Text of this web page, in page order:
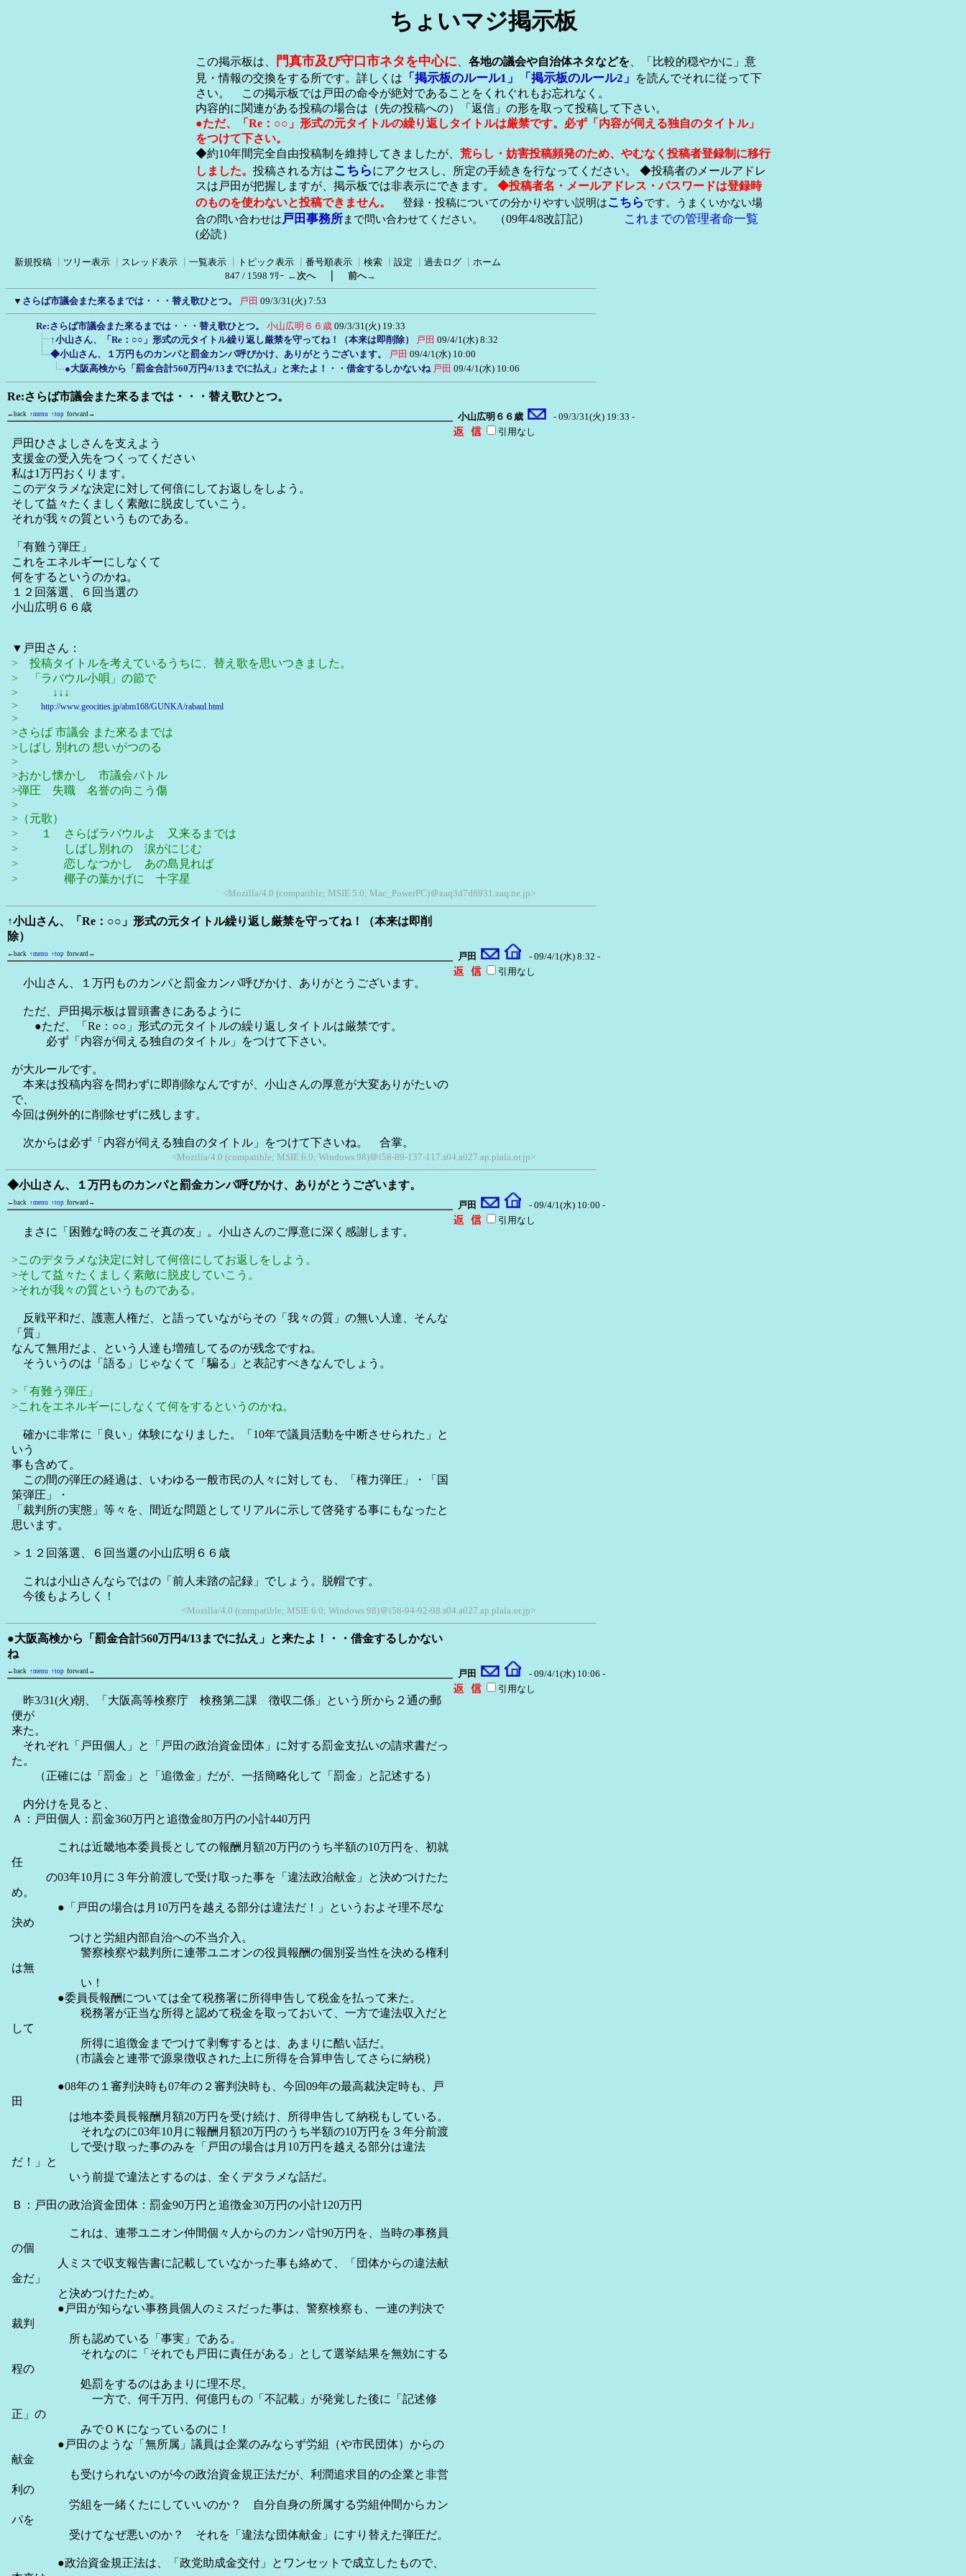
ちょいマジ掲示板
この掲示板は、 門真市及び守口市ネタを中心に、 各地の議会や自治体ネタなどを、「比較的穏やかに」意
見・情報の交換をする所です。詳しくは
「掲示板のルール1」 「掲示板のルール2」
を読んでそれに従って下
さい。 この掲示板では戸田の命令が絶対であることをくれぐれもお忘れなく。
内容的に関連がある投稿の場合は（先の投稿への）「返信」の形を取って投稿して下さい。
●ただ、「Re：○○」形式の元タイトルの繰り返しタイトルは厳禁です。必ず「内容が伺える独自のタイトル」
をつけて下さい。
◆約10年間完全自由投稿制を維持してきましたが、 荒らし・妨害投稿頻発のため、やむなく投稿者登録制に移行
しました。 投稿される方はこちらにアクセスし、所定の手続きを行なってください。 ◆投稿者のメールアドレ
スは戸田が把握しますが、掲示板では非表示にできます。 ◆投稿者名・メールアドレス・パスワードは登録時
のものを使わないと投稿できません。
登録・投稿についての分かりやすい説明はこちらです。うまくいかない場
合の問い合わせは戸田事務所まで問い合わせてください。 （09年4/8改訂記） これまでの管理者命一覧
(必読）
新規投稿 ツリー表示 スレッド表示 一覧表示 トピック表示 番号順表示 検索 設定 過去ログ
ホーム
847 / 1598 ﾂﾘｰ ←次へ｜ 前へ→
▼ さらば市議会また來るまでは・・・替え歌ひとつ。 戸田 09/3/31(火) 7:53
Re:さらば市議会また來るまでは・・・替え歌ひとつ。 小山広明６６歳 09/3/31(火) 19:33
↑小山さん、「Re：○○」形式の元タイトル繰り返し厳禁を守ってね！（本来は即削除）
戸田 09/4/1(水) 8:32
◆小山さん、１万円ものカンパと罰金カンパ呼びかけ、ありがとうございます。
戸田 09/4/1(水) 10:00
●大阪高検から「罰金合計560万円4/13までに払え」と来たよ！・・借金するしかないね 戸田 09/4/1(水) 10:06
Re:さらば市議会また來るまでは・・・替え歌ひとつ。
←back ↑menu ↑top forward→ 小山広明６６歳 - 09/3/31(火) 19:33 -
戸田ひさよしさんを支えよう
支援金の受入先をつくってください
私は1万円おくります。
このデタラメな決定に対して何倍にしてお返しをしよう。
そして益々たくましく素敵に脱皮していこう。
それが我々の質というものである。
「有難う弾圧」
これをエネルギーにしなくて
何をするというのかね。
１２回落選、６回当選の
小山広明６６歳
▼戸田さん：
> 投稿タイトルを考えているうちに、替え歌を思いつきました。
> 「ラバウル小唄」の節で
> ↓↓↓
>
http://www.geocities.jp/abm168/GUNKA/rabaul.html
>
>さらば 市議会 また來るまでは
>しばし 別れの 想いがつのる
>
>おかし懐かし 市議会バトル
>弾圧 失職 名誉の向こう傷
>
>（元歌）
> １ さらばラバウルよ 又来るまでは
> しばし別れの 涙がにじむ
> 恋しなつかし あの島見れば
> 椰子の葉かげに 十字星
引用なし
<Mozilla/4.0 (compatible; MSIE 5.0; Mac_PowerPC)＠zaq3d7d6931.zaq.ne.jp>
↑小山さん、「Re：○○」形式の元タイトル繰り返し厳禁を守ってね！（本来は即削
除）
←back ↑menu ↑top forward→ 戸田 - 09/4/1(水) 8:32 -
小山さん、１万円ものカンパと罰金カンパ呼びかけ、ありがとうございます。
ただ、戸田掲示板は冒頭書きにあるように
●ただ、「Re：○○」形式の元タイトルの繰り返しタイトルは厳禁です。
必ず「内容が伺える独自のタイトル」をつけて下さい。
が大ルールです。
本来は投稿内容を問わずに即削除なんですが、小山さんの厚意が大変ありがたいの
で、
今回は例外的に削除せずに残します。
次からは必ず「内容が伺える独自のタイトル」をつけて下さいね。 合掌。
引用なし
<Mozilla/4.0 (compatible; MSIE 6.0; Windows 98)＠i58-89-137-117.s04.a027.ap.plala.or.jp>
◆小山さん、１万円ものカンパと罰金カンパ呼びかけ、ありがとうございます。
←back ↑menu ↑top forward→ 戸田 - 09/4/1(水) 10:00 -
まさに「困難な時の友こそ真の友」。小山さんのご厚意に深く感謝します。
>このデタラメな決定に対して何倍にしてお返しをしよう。
>そして益々たくましく素敵に脱皮していこう。
>それが我々の質というものである。
反戦平和だ、護憲人権だ、と語っていながらその「我々の質」の無い人達、そんな
「質」
なんて無用だよ、という人達も増殖してるのが残念ですね。
そういうのは「語る」じゃなくて「騙る」と表記すべきなんでしょう。
>「有難う弾圧」
>これをエネルギーにしなくて何をするというのかね。
確かに非常に「良い」体験になりました。「10年で議員活動を中断させられた」と
いう
事も含めて。
この間の弾圧の経過は、いわゆる一般市民の人々に対しても、「権力弾圧」・「国
策弾圧」・
「裁判所の実態」等々を、間近な問題としてリアルに示して啓発する事にもなったと
思います。
＞１２回落選、６回当選の小山広明６６歳
これは小山さんならではの「前人未踏の記録」でしょう。脱帽です。
今後もよろしく！
引用なし
<Mozilla/4.0 (compatible; MSIE 6.0; Windows 98)＠i58-94-92-98.s04.a027.ap.plala.or.jp>
●大阪高検から「罰金合計560万円4/13までに払え」と来たよ！・・借金するしかない
ね
←back ↑menu ↑top forward→ 戸田 - 09/4/1(水) 10:06 -
昨3/31(火)朝、「大阪高等検察庁 検務第二課 徴収二係」という所から２通の郵
便が
来た。
それぞれ「戸田個人」と「戸田の政治資金団体」に対する罰金支払いの請求書だっ
た。
（正確には「罰金」と「追徴金」だが、一括簡略化して「罰金」と記述する）
内分けを見ると、
Ａ：戸田個人：罰金360万円と追徴金80万円の小計440万円
これは近畿地本委員長としての報酬月額20万円のうち半額の10万円を、初就
任
の03年10月に３年分前渡しで受け取った事を「違法政治献金」と決めつけたた
め。
●「戸田の場合は月10万円を越える部分は違法だ！」というおよそ理不尽な
決め
つけと労組内部自治への不当介入。
警察検察や裁判所に連帯ユニオンの役員報酬の個別妥当性を決める権利
は無
い！
●委員長報酬については全て税務署に所得申告して税金を払って来た。
税務署が正当な所得と認めて税金を取っておいて、一方で違法収入だと
して
所得に追徴金までつけて剥奪するとは、あまりに酷い話だ。
（市議会と連帯で源泉徴収された上に所得を合算申告してさらに納税）
●08年の１審判決時も07年の２審判決時も、今回09年の最高裁決定時も、戸
田
は地本委員長報酬月額20万円を受け続け、所得申告して納税もしている。
それなのに03年10月に報酬月額20万円のうち半額の10万円を３年分前渡
しで受け取った事のみを「戸田の場合は月10万円を越える部分は違法
だ！」と
いう前提で違法とするのは、全くデタラメな話だ。
Ｂ：戸田の政治資金団体：罰金90万円と追徴金30万円の小計120万円
これは、連帯ユニオン仲間個々人からのカンパ計90万円を、当時の事務員
の個
人ミスで収支報告書に記載していなかった事も絡めて、「団体からの違法献
金だ」
と決めつけたため。
●戸田が知らない事務員個人のミスだった事は、警察検察も、一連の判決で
裁判
所も認めている「事実」である。
それなのに「それでも戸田に責任がある」として選挙結果を無効にする
程の
処罰をするのはあまりに理不尽。
一方で、何千万円、何億円もの「不記載」が発覚した後に「記述修
正」の
みでＯＫになっているのに！
●戸田のような「無所属」議員は企業のみならず労組（や市民団体）からの
献金
も受けられないのが今の政治資金規正法だが、利潤追求目的の企業と非営
利の
労組を一緒くたにしていいのか？ 自分自身の所属する労組仲間からカン
パを
受けてなぜ悪いのか？ それを「違法な団体献金」にすり替えた弾圧だ。
●政治資金規正法は、「政党助成金交付」とワンセットで成立したもので、
引用なし